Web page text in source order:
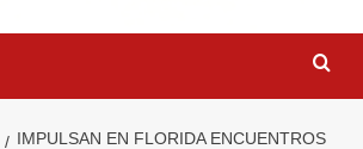
IMPULSAN EN FLORIDA ENCUENTROS